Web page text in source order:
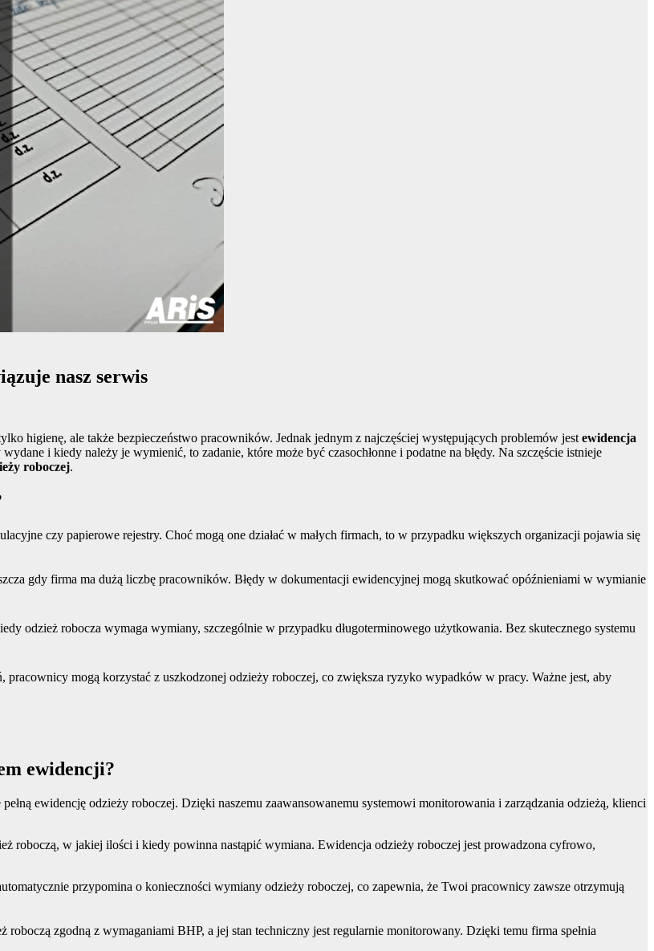
nasz serwis
higienę, ale także bezpieczeństwo pracowników. Jednak jednym z najczęściej występujących problemów jest ewidencja
i kiedy należy je wymienić, to zadanie, które może być czasochłonne i podatne na błędy. Na szczęście istnieje
roboczej.
czy papierowe rejestry. Choć mogą one działać w małych firmach, to w przypadku większych organizacji pojawia się
gdy firma ma dużą liczbę pracowników. Błędy w dokumentacji ewidencyjnej mogą skutkować opóźnieniami w wymianie
odzież robocza wymaga wymiany, szczególnie w przypadku długoterminowego użytkowania. Bez skutecznego systemu
pracownicy mogą korzystać z uszkodzonej odzieży roboczej, co zwiększa ryzyko wypadków w pracy. Ważne jest, aby
ewidencji?
ewidencję odzieży roboczej. Dzięki naszemu zaawansowanemu systemowi monitorowania i zarządzania odzieżą, klienci
roboczą, w jakiej ilości i kiedy powinna nastąpić wymiana. Ewidencja odzieży roboczej jest prowadzona cyfrowo,
przypomina o konieczności wymiany odzieży roboczej, co zapewnia, że Twoi pracownicy zawsze otrzymują
roboczą zgodną z wymaganiami BHP, a jej stan techniczny jest regularnie monitorowany. Dzięki temu firma spełnia